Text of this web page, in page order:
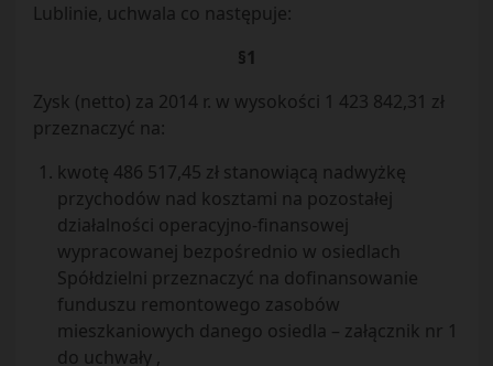
Lublinie, uchwala co następuje:
§1
Zysk (netto) za 2014 r. w wysokości 1 423 842,31 zł
przeznaczyć na:
kwotę 486 517,45 zł stanowiącą nadwyżkę
przychodów nad kosztami na pozostałej
działalności operacyjno-finansowej
wypracowanej bezpośrednio w osiedlach
Spółdzielni przeznaczyć na dofinansowanie
funduszu remontowego zasobów
mieszkaniowych danego osiedla – załącznik nr 1
do uchwały ,